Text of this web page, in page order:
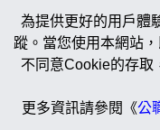
為提供更好的用戶體
蹤。當您使用本網站
不同意Cookie的存取
更多資訊請參閱《公